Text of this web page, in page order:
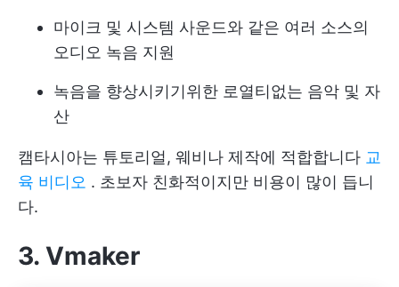
마이크 및 시스템 사운드와 같은 여러 소스의
오디오 녹음 지원
녹음을 향상시키기위한 로열티없는 음악 및 자
산
캠타시아는 튜토리얼, 웨비나 제작에 적합합니다 교
육 비디오 . 초보자 친화적이지만 비용이 많이 듭니
다.
3. Vmaker